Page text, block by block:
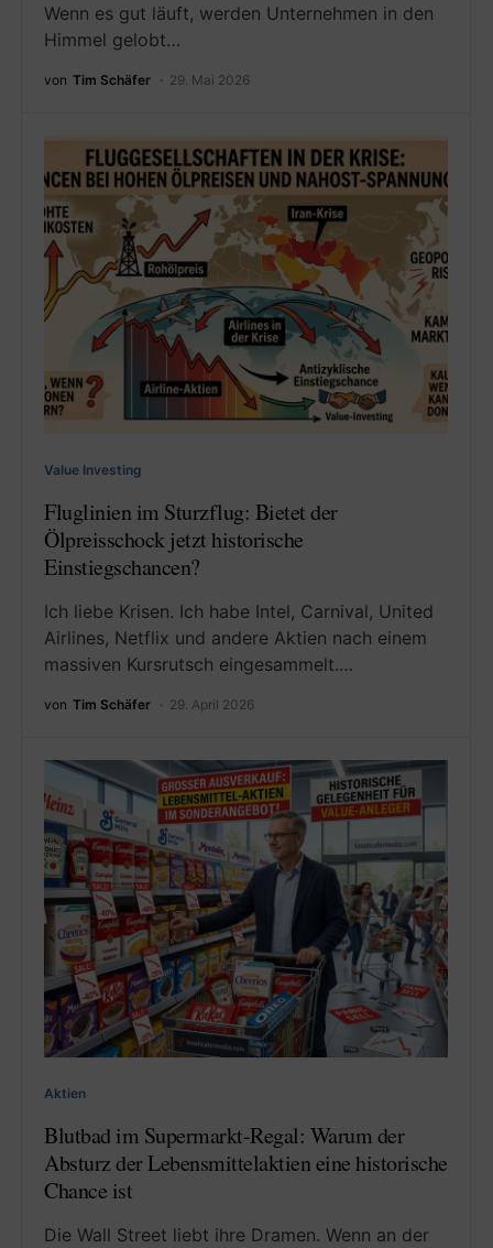
Wenn es gut läuft, werden Unternehmen in den
Himmel gelobt…
von Tim Schäfer 29. Mai 2026
Value Investing
Fluglinien im Sturzflug: Bietet der
Ölpreisschock jetzt historische
Einstiegschancen?
Ich liebe Krisen. Ich habe Intel, Carnival, United
Airlines, Netflix und andere Aktien nach einem
massiven Kursrutsch eingesammelt.…
von Tim Schäfer 29. April 2026
Aktien
Blutbad im Supermarkt-Regal: Warum der
Absturz der Lebensmittelaktien eine historische
Chance ist
Die Wall Street liebt ihre Dramen. Wenn an der